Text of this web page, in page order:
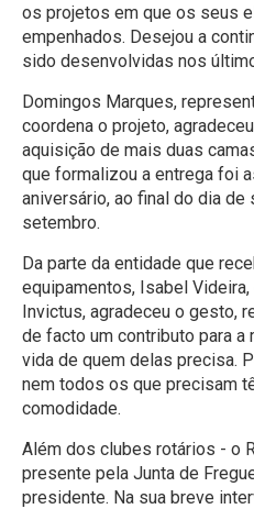
os projetos em que os seus
empenhados. Desejou a
sido desenvolvidas nos
Domingos Marques,
coordena o projeto,
aquisição de mais duas
que formalizou a entrega foi
aniversário, ao final do dia de
setembro.
Da parte da entidade que
equipamentos, Isabel
Invictus, agradeceu o gesto,
de facto um contributo para a
vida de quem delas precisa.
nem todos os que precisam
comodidade.
Além dos clubes rotários - o
presente pela Junta de
presidente. Na sua breve